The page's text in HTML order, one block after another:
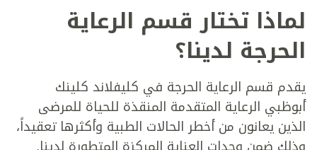
لماذا تختار قسم الرعاية
الحرجة لدينا؟
يقدم قسم الرعاية الحرجة في كليفلاند كلينك
أبوظبي الرعاية المتقدمة المنقذة للحياة للمرضى
الذين يعانون من أخطر الحالات الطبية وأكثرها تعقيداً،